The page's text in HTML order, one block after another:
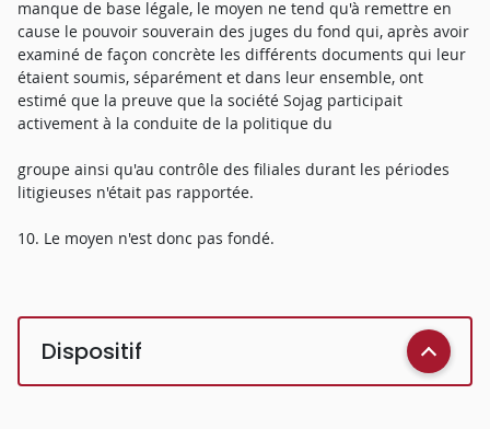
manque de base légale, le moyen ne tend qu'à remettre en
cause le pouvoir souverain des juges du fond qui, après avoir
examiné de façon concrète les différents documents qui leur
étaient soumis, séparément et dans leur ensemble, ont
estimé que la preuve que la société Sojag participait
activement à la conduite de la politique du
groupe ainsi qu'au contrôle des filiales durant les périodes
litigieuses n'était pas rapportée.
10. Le moyen n'est donc pas fondé.
Dispositif